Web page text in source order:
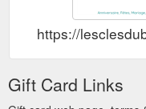
https://
Gift Card Links